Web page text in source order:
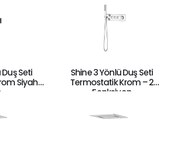
Seti
Siyah
Shine 3 Yönlü Duş Seti
Termostatik Krom – 2
Fonksiyon